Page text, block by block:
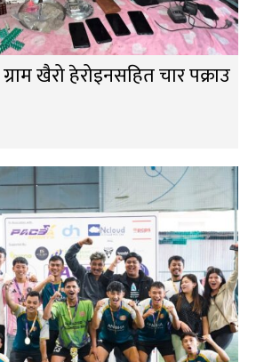
खैरो हेरोइनसहित चार पक्राउ